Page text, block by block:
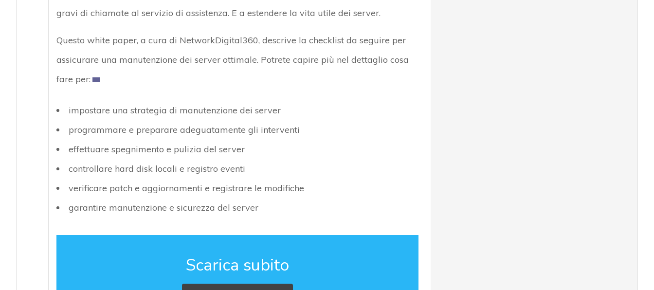
gravi di chiamate al servizio di assistenza. E a estendere la vita utile dei server.
Questo white paper, a cura di NetworkDigital360, descrive la checklist da seguire per
assicurare una manutenzione dei server ottimale. Potrete capire più nel dettaglio cosa
fare per:
impostare una strategia di manutenzione dei server
programmare e preparare adeguatamente gli interventi
effettuare spegnimento e pulizia del server
controllare hard disk locali e registro eventi
verificare patch e aggiornamenti e registrare le modifiche
garantire manutenzione e sicurezza del server
Scarica subito